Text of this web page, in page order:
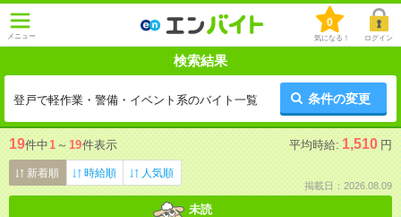
メニュー
0
気になる！ ログイン
検索結果
登戸で軽作業・警備・イベント系のバイト一覧 条件の変更
19件中1 ～ 19件表示 平均時給: 1,510 円
新着順 時給順 人気順
掲載日：2026.08.09
未読